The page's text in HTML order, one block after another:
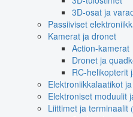
3D-osat ja
Passiiviset
Kamerat ja dronet
Action-kamerat
Dronet ja
RC-helikopterit
Elektroniikkalaatikot
Elektroniset moduulit
Liittimet ja terminaalit